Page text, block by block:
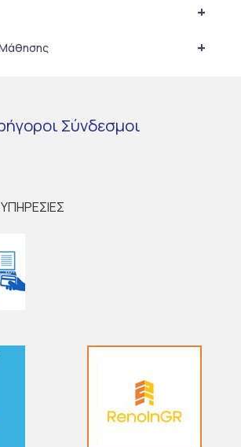
+
+
Μάθησης
Σύνδεσμοι